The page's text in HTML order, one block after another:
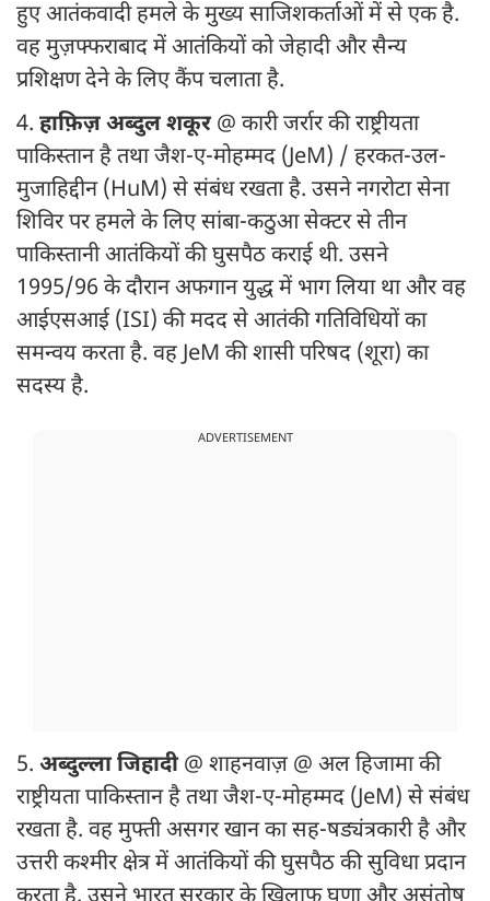
हुए आतंकवादी हमले के मुख्य साजिशकर्ताओं में से एक है.
वह मुज़फ्फराबाद में आतंकियों को जेहादी और सैन्य
प्रशिक्षण देने के लिए कैंप चलाता है.
4. हाफ़िज़ अब्दुल शकूर@ कारी जर्रार की राष्ट्रीयता
पाकिस्तान है तथा जैश-ए-मोहम्मद (JeM) / हरकत-उल-
मुजाहिद्दीन (HuM) से संबंध रखता है. उसने नगरोटा सेना
शिविर पर हमले के लिए सांबा-कठुआ सेक्टर से तीन
पाकिस्तानी आतंकियों की घुसपैठ कराई थी. उसने
1995/96 के दौरान अफगान युद्ध में भाग लिया था और वह
आईएसआई (ISI) की मदद से आतंकी गतिविधियों का
समन्वय करता है. वह JeM की शासी परिषद (शूरा) का
सदस्य है.
ADVERTISEMENT
5. अब्दुल्ला जिहादी@ शाहनवाज़ @ अल हिजामा की
राष्ट्रीयता पाकिस्तान है तथा जैश-ए-मोहम्मद (JeM) से संबंध
रखता है. वह मुफ्ती असगर खान का सह-षड्यंत्रकारी है और
उत्तरी कश्मीर क्षेत्र में आतंकियों की घुसपैठ की सुविधा प्रदान